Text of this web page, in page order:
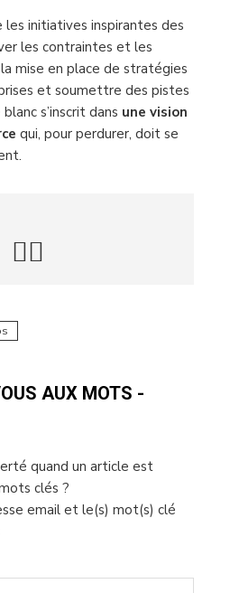
initiatives inspirantes des
les contraintes et les
mise en place de stratégies
et soumettre des pistes
s’inscrit dans une vision
qui, pour perdurer, doit se
AUX MOTS -
quand un article est
clés ?
email et le(s) mot(s) clé